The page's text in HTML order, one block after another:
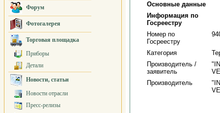
Форум
Фотогалерея
Торговая площадка
Приборы
Детали
Новости, статьи
Новости отрасли
Пресс-релизы
Основные данные
Информация по
Госреестру
Номер по
Госреестру
Категория
Производитель /
заявитель
Производитель